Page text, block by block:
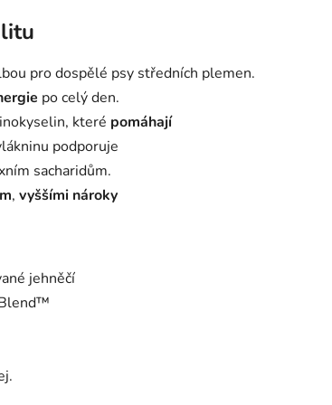
pro dospělé psy středních plemen.
po celý den.
které pomáhají
podporuje
sacharidům.
, vyššími nároky
jehněčí